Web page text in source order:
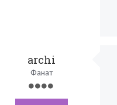
archi
Фанат